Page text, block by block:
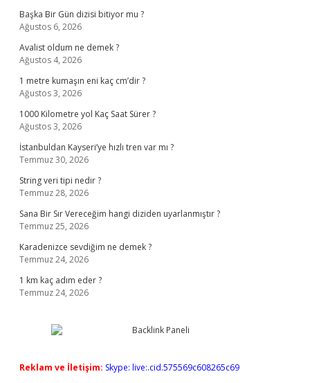
Başka Bir Gün dizisi bitiyor mu ?
Ağustos 6, 2026
Avalist oldum ne demek ?
Ağustos 4, 2026
1 metre kumaşın eni kaç cm’dir ?
Ağustos 3, 2026
1000 Kilometre yol Kaç Saat Sürer ?
Ağustos 3, 2026
İstanbuldan Kayseri’ye hızlı tren var mı ?
Temmuz 30, 2026
String veri tipi nedir ?
Temmuz 28, 2026
Sana Bir Sır Vereceğim hangi diziden uyarlanmıştır ?
Temmuz 25, 2026
Karadenizce sevdiğim ne demek ?
Temmuz 24, 2026
1 km kaç adım eder ?
Temmuz 24, 2026
Reklam ve İletişim: Skype: live:.cid.575569c608265c69